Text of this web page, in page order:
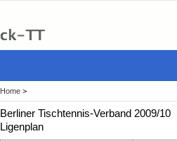
Home >
Berliner Tischtennis-Verband 2009/10
Ligenplan